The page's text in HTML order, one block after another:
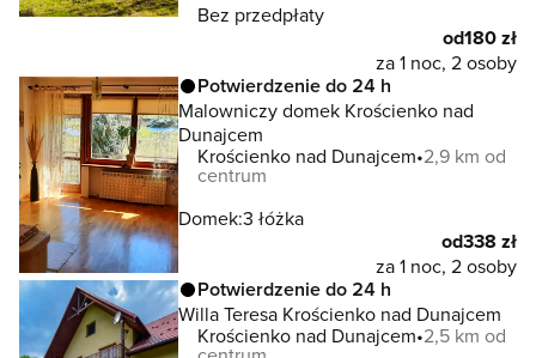
Bez przedpłaty
od180 zł
za 1 noc, 2 osoby
Potwierdzenie do 24 h
Malowniczy domek Krościenko nad
Dunajcem
Krościenko nad Dunajcem 2,9 km od
centrum
Domek:3 łóżka
od338 zł
za 1 noc, 2 osoby
Potwierdzenie do 24 h
Willa Teresa Krościenko nad Dunajcem
Krościenko nad Dunajcem 2,5 km od